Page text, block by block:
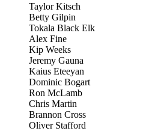
Taylor Kitsch
Betty Gilpin
Tokala Black Elk
Alex Fine
Kip Weeks
Jeremy Gauna
Kaius Eteeyan
Dominic Bogart
Ron McLamb
Chris Martin
Brannon Cross
Oliver Stafford